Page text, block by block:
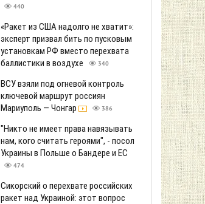
440
«Ракет из США надолго не хватит»:
эксперт призвал бить по пусковым
установкам РФ вместо перехвата
баллистики в воздухе
340
ВСУ взяли под огневой контроль
ключевой маршрут россиян
Мариуполь — Чонгар
386
"Никто не имеет права навязывать
нам, кого считать героями", - посол
Украины в Польше о Бандере и ЕС
474
Сикорский о перехвате российских
ракет над Украиной: этот вопрос